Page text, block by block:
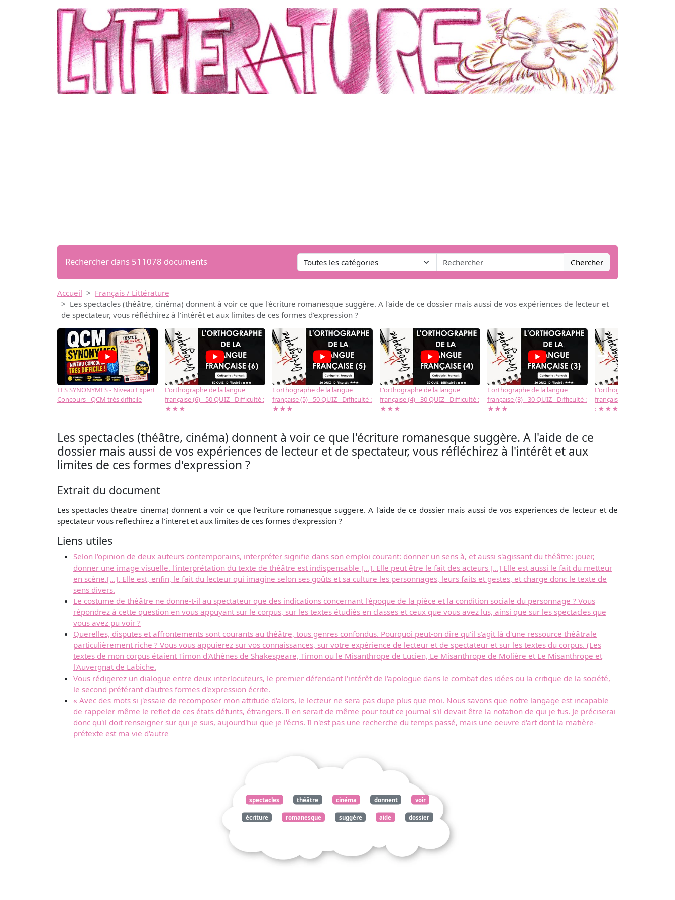
Rechercher dans 511078 documents Chercher
Accueil
Français / Littérature
Les spectacles (théâtre, cinéma) donnent à voir ce que l'écriture romanesque suggère. A l'aide de ce dossier mais aussi de vos expériences de lecteur et
de spectateur, vous réfléchirez à l'intérêt et aux limites de ces formes d'expression ?
LES SYNONYMES - Niveau Expert
Concours - QCM très difficile
L'orthographe de la langue
française (6) - 50 QUIZ - Difficulté :
★★★
L'orthographe de la langue
française (5) - 50 QUIZ - Difficulté :
★★★
L'orthographe de la langue
française (4) - 30 QUIZ - Difficulté :
★★★
L'orthographe de la langue
française (3) - 30 QUIZ - Difficulté :
★★★
L'orthographe de la langue
française (2) -( 20 QUIZ -
: ★★★
→
Les spectacles (théâtre, cinéma) donnent à voir ce que l'écriture romanesque suggère. A l'aide de ce
dossier mais aussi de vos expériences de lecteur et de spectateur, vous réfléchirez à l'intérêt et aux
limites de ces formes d'expression ?
Extrait du document
Les spectacles theatre cinema) donnent a voir ce que l'ecriture romanesque suggere. A l'aide de ce dossier mais aussi de vos experiences de lecteur et de
spectateur vous reflechirez a l'interet et aux limites de ces formes d'expression ?
Liens utiles
Selon l'opinion de deux auteurs contemporains, interpréter signifie dans son emploi courant: donner un sens à, et aussi s'agissant du théâtre: jouer,
donner une image visuelle. l'interprétation du texte de théâtre est indispensable [...]. Elle peut être le fait des acteurs [...] Elle est aussi le fait du metteur
en scène.[...]. Elle est, enfin, le fait du lecteur qui imagine selon ses goûts et sa culture les personnages, leurs faits et gestes, et charge donc le texte de
sens divers.
Le costume de théâtre ne donne-t-il au spectateur que des indications concernant l'époque de la pièce et la condition sociale du personnage ? Vous
répondrez à cette question en vous appuyant sur le corpus, sur les textes étudiés en classes et ceux que vous avez lus, ainsi que sur les spectacles que
vous avez pu voir ?
Querelles, disputes et affrontements sont courants au théâtre, tous genres confondus. Pourquoi peut-on dire qu'il s'agit là d'une ressource théâtrale
particulièrement riche ? Vous vous appuierez sur vos connaissances, sur votre expérience de lecteur et de spectateur et sur les textes du corpus. (Les
textes de mon corpus étaient Timon d'Athènes de Shakespeare, Timon ou le Misanthrope de Lucien, Le Misanthrope de Molière et Le Misanthrope et
l'Auvergnat de Labiche.
Vous rédigerez un dialogue entre deux interlocuteurs, le premier défendant l'intérêt de l'apologue dans le combat des idées ou la critique de la société,
le second préférant d'autres formes d'expression écrite.
« Avec des mots si j'essaie de recomposer mon attitude d'alors, le lecteur ne sera pas dupe plus que moi. Nous savons que notre langage est incapable
de rappeler même le reflet de ces états défunts, étrangers. Il en serait de même pour tout ce journal s'il devait être la notation de qui je fus. Je préciserai
donc qu'il doit renseigner sur qui je suis, aujourd'hui que je l'écris. Il n'est pas une recherche du temps passé, mais une oeuvre d'art dont la matière-
prétexte est ma vie d'autre
spectacles théâtre cinéma donnent voir
écriture romanesque suggère aide dossier
limites formes